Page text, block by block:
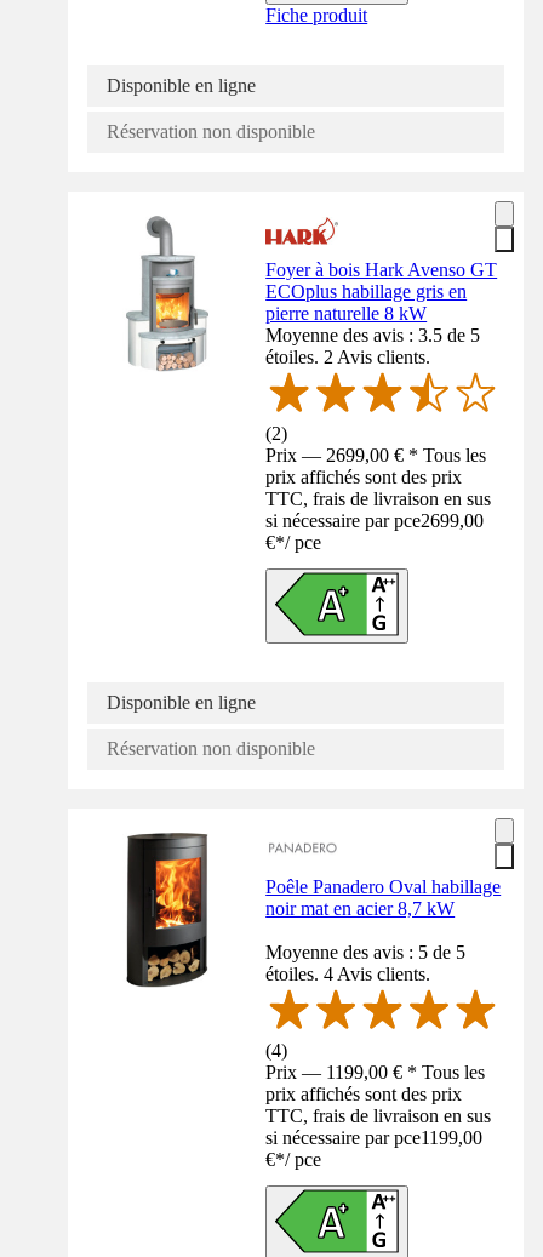
Fiche produit
Disponible en ligne
Réservation non disponible
Foyer à bois Hark Avenso GT
ECOplus habillage gris en
pierre naturelle 8 kW
Moyenne des avis : 3.5 de 5
étoiles. 2 Avis clients.
(2)
Prix — 2699,00 € * Tous les
prix affichés sont des prix
TTC, frais de livraison en sus
si nécessaire par pce2699,00
€*/ pce
Disponible en ligne
Réservation non disponible
Poêle Panadero Oval habillage
noir mat en acier 8,7 kW
Moyenne des avis : 5 de 5
étoiles. 4 Avis clients.
(4)
Prix — 1199,00 € * Tous les
prix affichés sont des prix
TTC, frais de livraison en sus
si nécessaire par pce1199,00
€*/ pce